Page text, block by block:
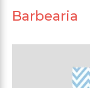
Barbearia